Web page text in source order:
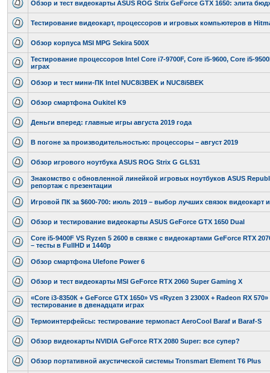
Обзор и тест видеокарты ASUS ROG Strix GeForce GTX 1650: элита
Тестирование видеокарт, процессоров и игровых компьютеров в
Обзор корпуса MSI MPG Sekira 500X
Тестирование процессоров Intel Core i7-9700F, Core i5-9600, Core i5-
играх
Обзор и тест мини-ПК Intel NUC8i3BEK и NUC8i5BEK
Обзор смартфона Oukitel K9
Деньги вперед: главные игры августа 2019 года
В погоне за производительностью: процессоры – август 2019
Обзор игрового ноутбука ASUS ROG Strix G GL531
Знакомство с обновленной линейкой игровых ноутбуков ASUS
репортаж с презентации
Игровой ПК за $600-700: июль 2019 – выбор лучших связок видеокарт
Обзор и тестирование видеокарты ASUS GeForce GTX 1650 Dual
Core i5-9400F VS Ryzen 5 2600 в связке с видеокартами GeForce RTX
– тесты в FullHD и 1440p
Обзор смартфона Ulefone Power 6
Обзор и тест видеокарты MSI GeForce RTX 2060 Super Gaming X
«Core i3-8350К + GeForce GTX 1650» VS «Ryzen 3 2300X + Radeon RX
тестирование в двенадцати играх
Термоинтерфейсы: тестирование термопаст AeroCool Baraf и Baraf-S
Обзор видеокарты NVIDIA GeForce RTX 2080 Super: все супер?
Обзор портативной акустической системы Tronsmart Element T6 Plus